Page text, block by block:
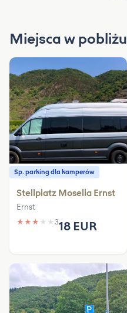
Miejsca w pobliżu
Sp. parking dla kamperów
Stellplatz Mosella Ernst
Ernst
★ ★ ★ ★ ★ 318 EUR